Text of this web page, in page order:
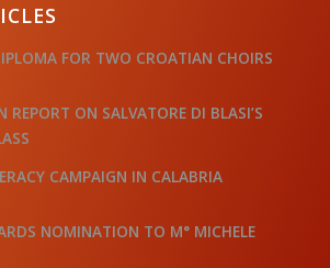
FOR TWO CROATIAN CHOIRS
REPORT ON SALVATORE DI BLASI’S
CAMPAIGN IN CALABRIA
NOMINATION TO M° MICHELE